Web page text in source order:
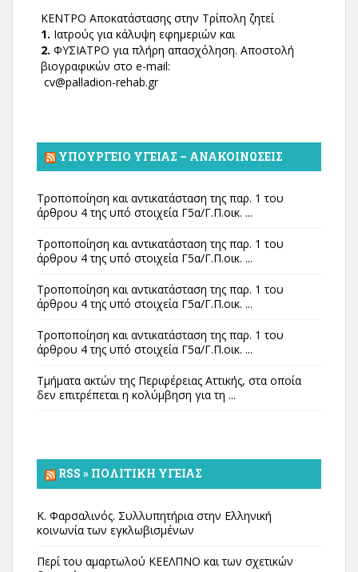
ΚΕΝΤΡΟ Αποκατάστασης στην Τρίπολη ζητεί
1. Ιατρούς για κάλυψη εφημεριών και
2. ΦΥΣΙΑΤΡΟ για πλήρη απασχόληση. Αποστολή
βιογραφικών στο e-mail:
cv@palladion-rehab.gr
ΥΠΟΥΡΓΕΊΟ ΥΓΕΊΑΣ – ΑΝΑΚΟΙΝΏΣΕΙΣ
Τροποποίηση και αντικατάσταση της παρ. 1 του
άρθρου 4 της υπό στοιχεία Γ5α/Γ.Π.οικ. ...
Τροποποίηση και αντικατάσταση της παρ. 1 του
άρθρου 4 της υπό στοιχεία Γ5α/Γ.Π.οικ. ...
Τροποποίηση και αντικατάσταση της παρ. 1 του
άρθρου 4 της υπό στοιχεία Γ5α/Γ.Π.οικ. ...
Τροποποίηση και αντικατάσταση της παρ. 1 του
άρθρου 4 της υπό στοιχεία Γ5α/Γ.Π.οικ. ...
Τμήματα ακτών της Περιφέρειας Αττικής, στα οποία
δεν επιτρέπεται η κολύμβηση για τη ...
RSS » ΠΟΛΙΤΙΚΉ ΥΓΕΊΑΣ
Κ. Φαρσαλινός. Συλλυπητήρια στην Ελληνική
κοινωνία των εγκλωβισμένων
Περί του αμαρτωλού ΚΕΕΛΠΝΟ και των σχετικών